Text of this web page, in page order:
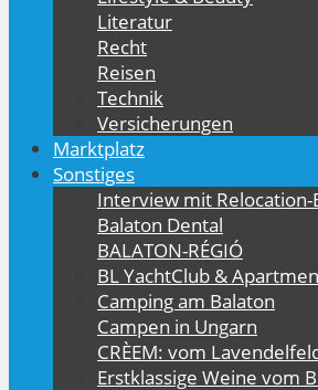
Literatur
Recht
Reisen
Technik
Versicherungen
Marktplatz
Sonstiges
Interview mit Relocation-
Balaton Dental
BALATON-RÉGIÓ
BL YachtClub &
Camping am Balaton
Campen in Ungarn
CRÈEM: vom
Erstklassige Weine vom